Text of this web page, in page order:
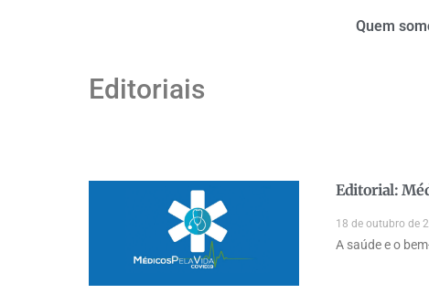
Quem
Editoriais
Editorial:
18 de outubro de
A saúde e o